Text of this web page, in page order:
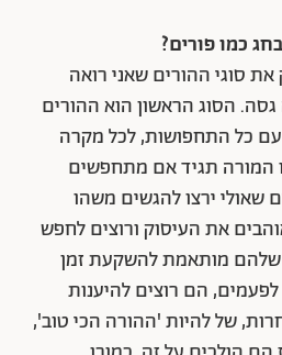
כמו פורים?
את סוגי ההורים שאני רואה
הסוג הראשון הוא ההורים
עם כל התחפושות, לכל מקרה
המורה תגיד אם מתחפשים
שאולי ירצו להגשים משהו
את העיסוק ורוצים לחפש
שלהם מותאמת להשקעת זמן
הם רוצים להיענות
של להיות 'ההורה הכי טוב',